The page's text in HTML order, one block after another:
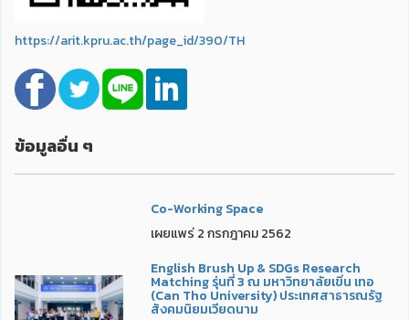
https://arit.kpru.ac.th/page_id/390/TH
ข้อมูลอื่น ๆ
Co-Working Space
เผยแพร่ 2 กรกฎาคม 2562
English Brush Up & SDGs Research
Matching รุ่นที่ 3 ณ มหาวิทยาลัยเขิ่น เทอ
(Can Tho University) ประเทศสาธารณรัฐ
สังคมนิยมเวียดนาม